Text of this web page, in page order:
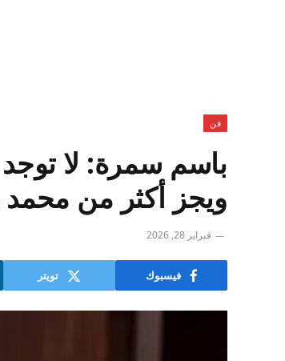
فن
باسم سمرة: لا
ويجز أكثر من
فبراير 28, 2026
فيسبوك تويتر